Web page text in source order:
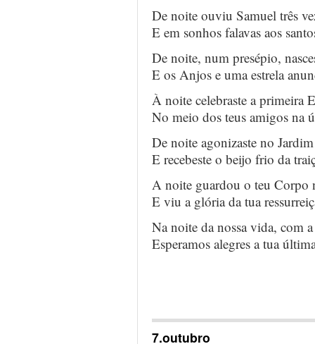
De noite ouviu Samuel três
E em sonhos falavas aos
De noite, num presépio,
E os Anjos e uma estrela
À noite celebraste a primeira
No meio dos teus amigos na
De noite agonizaste no
E recebeste o beijo frio da
A noite guardou o teu Corpo
E viu a glória da tua
Na noite da nossa vida, com
Esperamos alegres a tua
7.outubro